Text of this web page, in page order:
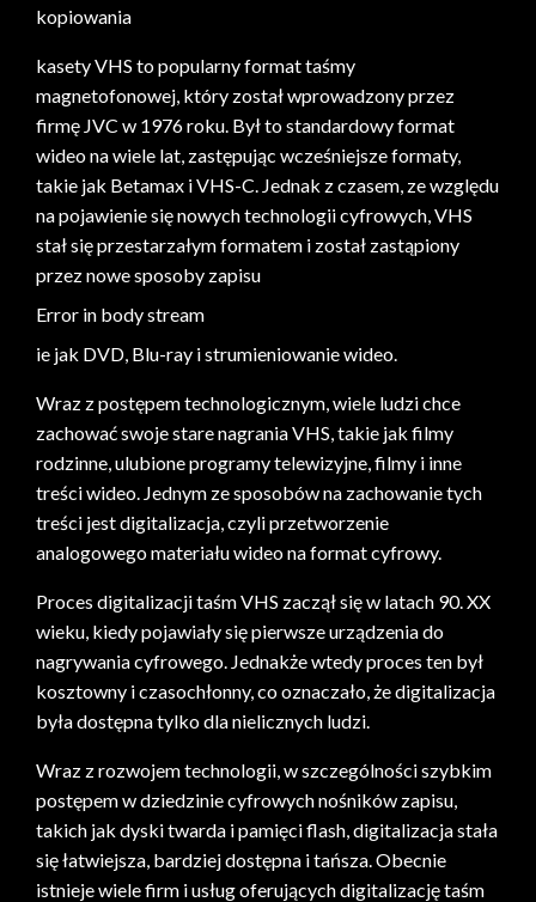
kopiowania
kasety VHS to popularny format taśmy
magnetofonowej, który został wprowadzony przez
firmę JVC w 1976 roku. Był to standardowy format
wideo na wiele lat, zastępując wcześniejsze formaty,
takie jak Betamax i VHS-C. Jednak z czasem, ze względu
na pojawienie się nowych technologii cyfrowych, VHS
stał się przestarzałym formatem i został zastąpiony
przez nowe sposoby zapisu
Error in body stream
ie jak DVD, Blu-ray i strumieniowanie wideo.
Wraz z postępem technologicznym, wiele ludzi chce
zachować swoje stare nagrania VHS, takie jak filmy
rodzinne, ulubione programy telewizyjne, filmy i inne
treści wideo. Jednym ze sposobów na zachowanie tych
treści jest digitalizacja, czyli przetworzenie
analogowego materiału wideo na format cyfrowy.
Proces digitalizacji taśm VHS zaczął się w latach 90. XX
wieku, kiedy pojawiały się pierwsze urządzenia do
nagrywania cyfrowego. Jednakże wtedy proces ten był
kosztowny i czasochłonny, co oznaczało, że digitalizacja
była dostępna tylko dla nielicznych ludzi.
Wraz z rozwojem technologii, w szczególności szybkim
postępem w dziedzinie cyfrowych nośników zapisu,
takich jak dyski twarda i pamięci flash, digitalizacja stała
się łatwiejsza, bardziej dostępna i tańsza. Obecnie
istnieje wiele firm i usług oferujących digitalizację taśm